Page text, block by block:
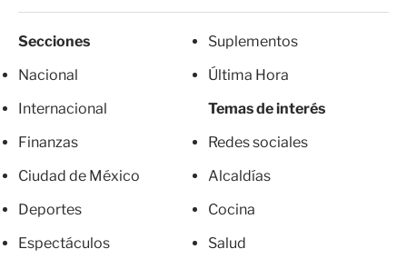
Nacional
Internacional
Finanzas
Ciudad de México
Deportes
Espectáculos
Sintetika
Especiales
Última Hora
Temas de interés
Redes sociales
Alcaldías
Cocina
Salud
Estilo de Vida
Viajes